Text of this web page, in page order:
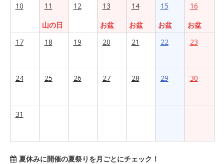
10
11
山の日
12
13
お盆
14
お盆
15
お盆
16
お盆
17
18 19 20 21 22 23
24 25 26 27 28 29 30
31
夏休みに開催の夏祭りを月ごとにチェック！